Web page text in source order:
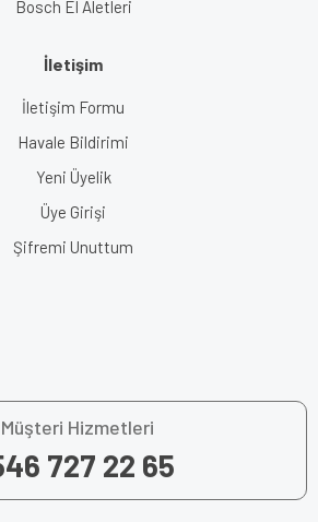
Bosch El Aletleri
İletişim
İletişim Formu
Havale Bildirimi
Yeni Üyelik
Üye Girişi
Şifremi Unuttum
Müşteri Hizmetleri
727 22 65